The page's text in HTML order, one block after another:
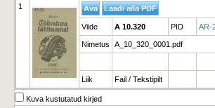
1
Viide A 10.320 PID AR-
Nimetus A_10_320_0001.pdf
Liik Fail / Tekstipilt
Kuva kustutatud kirjed